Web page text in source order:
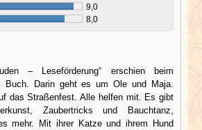
9,0
8,0
– Leseförderung“ erschien beim
Buch. Darin geht es um Ole und Maja.
das Straßenfest. Alle helfen mit. Es gibt
Zaubertricks und Bauchtanz,
mehr. Mit ihrer Katze und ihrem Hund